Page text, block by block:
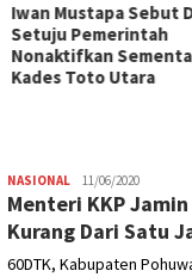
Iwan Mustapa Sebut
Setuju Pemerintah
Nonaktifkan
Kades Toto Utara
NASIONAL Editor
11/06/2020
Menteri KKP
Kurang Dari Satu
60DTK, Kabupaten